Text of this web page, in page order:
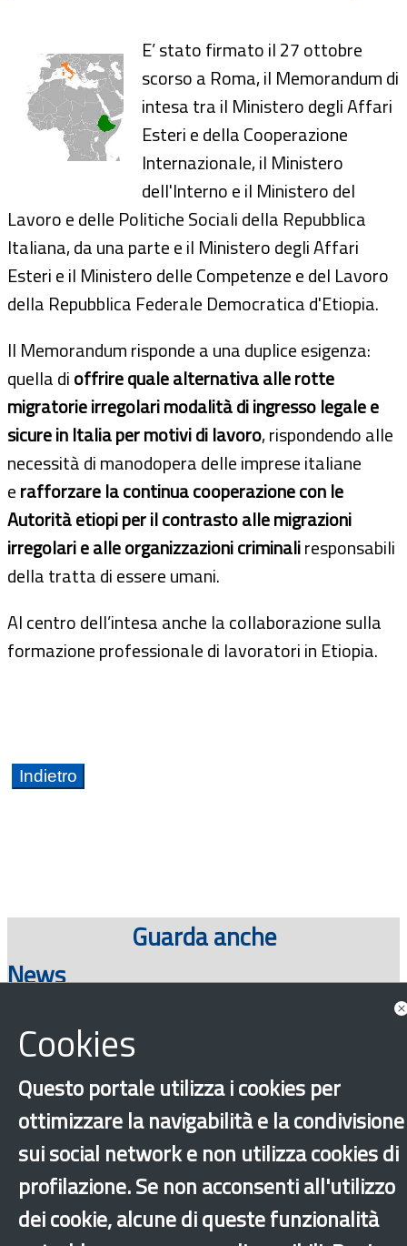
E’ stato firmato il 27 ottobre
scorso a Roma, il Memorandum di
intesa tra il Ministero degli Affari
Esteri e della Cooperazione
Internazionale, il Ministero
dell'Interno e il Ministero del
Lavoro e delle Politiche Sociali della Repubblica
Italiana, da una parte e il Ministero degli Affari
Esteri e il Ministero delle Competenze e del Lavoro
della Repubblica Federale Democratica d'Etiopia.
Il Memorandum risponde a una duplice esigenza:
quella dioffrire quale alternativa alle rotte
migratorie irregolari modalità di ingresso legale e
sicure in Italia per motivi di lavoro, rispondendo alle
necessità di manodopera delle imprese italiane
erafforzare la continua cooperazione con le
Autorità etiopi per il contrasto alle migrazioni
irregolari e alle organizzazioni criminaliresponsabili
della tratta di essere umani.
Al centro dell’intesa anche la collaborazione sulla
formazione professionale di lavoratori in Etiopia.
Guarda anche
News
Cookies
Questo portale utilizza i cookies per
ottimizzare la navigabilità e la condivisione
sui social network e non utilizza cookies di
profilazione. Se non acconsenti all'utilizzo
dei cookie, alcune di queste funzionalità